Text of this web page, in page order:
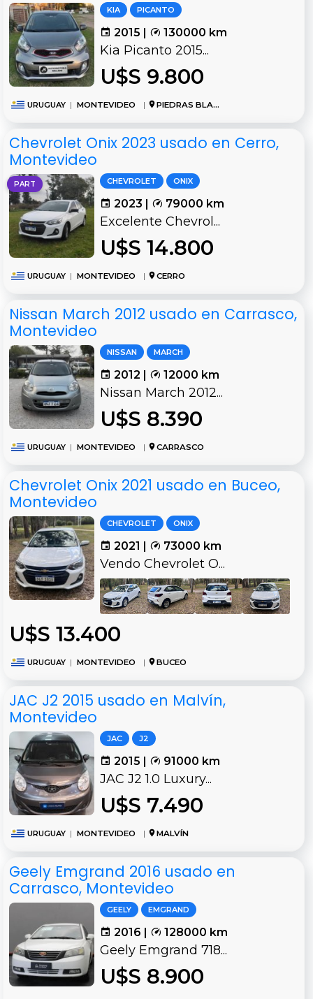
KIA PICANTO
2015 | 130000 km
Kia Picanto 2015...
U$S 9.800
URUGUAY | MONTEVIDEO | PIEDRAS BLANCAS
Chevrolet Onix 2023 usado en Cerro,
Montevideo
PART CHEVROLET ONIX
2023 | 79000 km
Excelente Chevrol...
U$S 14.800
URUGUAY | MONTEVIDEO | CERRO
Nissan March 2012 usado en Carrasco,
Montevideo
NISSAN MARCH
2012 | 12000 km
Nissan March 2012...
U$S 8.390
URUGUAY | MONTEVIDEO | CARRASCO
Chevrolet Onix 2021 usado en Buceo,
Montevideo
CHEVROLET ONIX
2021 | 73000 km
Vendo Chevrolet O...
U$S 13.400
URUGUAY | MONTEVIDEO | BUCEO
JAC J2 2015 usado en Malvín,
Montevideo
JAC J2
2015 | 91000 km
JAC J2 1.0 Luxury...
U$S 7.490
URUGUAY | MONTEVIDEO | MALVÍN
Geely Emgrand 2016 usado en
Carrasco, Montevideo
GEELY EMGRAND
2016 | 128000 km
Geely Emgrand 718...
U$S 8.900